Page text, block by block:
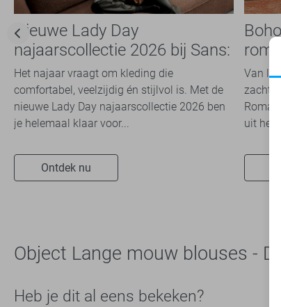
Nieuwe Lady Day
najaarscollectie 2026 bij Sans:
stijl en comfort in
travelkwaliteit
Het najaar vraagt om kleding die
comfortabel, veelzijdig én stijlvol is. Met de
nieuwe Lady Day najaarscollectie 2026 ben
je helemaal klaar voor...
Ontdek nu
dit
Van
zachte
uit het
Object Lange mouw blouses -
Heb je dit al eens bekeken?